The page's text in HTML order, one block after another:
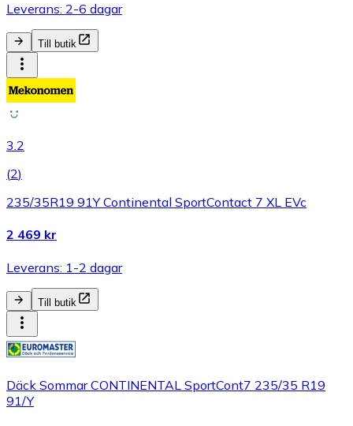
Leverans: 2-6 dagar
Till butik
3.2
(2)
235/35R19 91Y Continental SportContact 7 XL EVc
2 469 kr
Leverans: 1-2 dagar
Till butik
Däck Sommar CONTINENTAL SportCont7 235/35 R19
91/Y